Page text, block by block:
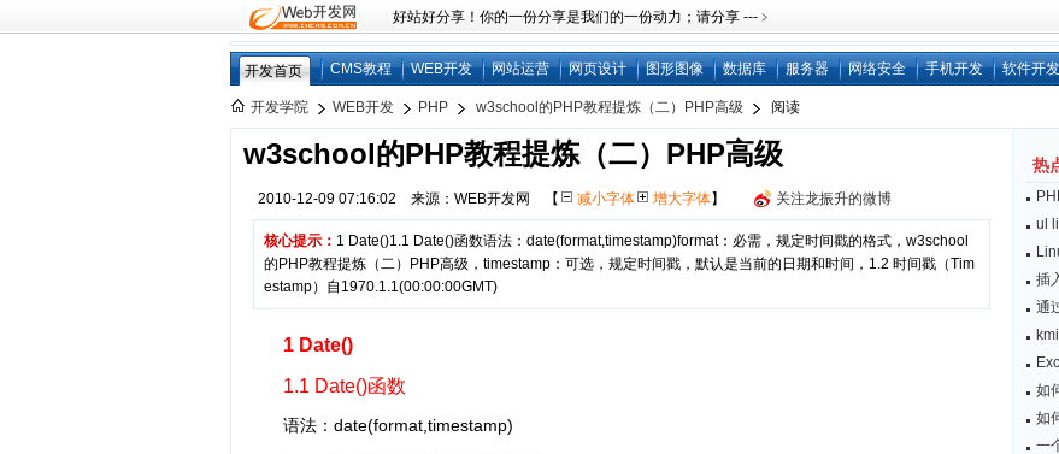
好站好分享！你的一份分享是我们的一份动力；请分享 ---﹥
开发首页 CMS教程 WEB开发 网站运营 网页设计 图形图像 数据库 服务器 网络安全 手机开发 软件开发
开发学院 WEB开发 PHP w3school的PHP教程提炼（二）PHP高级 阅读
w3school的PHP教程提炼（二）PHP高级
2010-12-09 07:16:02 来源：WEB开发网 【 减小字体 增大字体】 关注龙振升的微博
核心提示： 1 Date()1.1 Date()函数语法：date(format,timestamp)format：必需，规定时间戳的格式，w3school
的PHP教程提炼（二）PHP高级，timestamp：可选，规定时间戳，默认是当前的日期和时间，1.2 时间戳（Tim
estamp）自1970.1.1(00:00:00GMT)
1 Date()
1.1 Date()函数
语法：date(format,timestamp)
热
ul
插
通
如
如
一